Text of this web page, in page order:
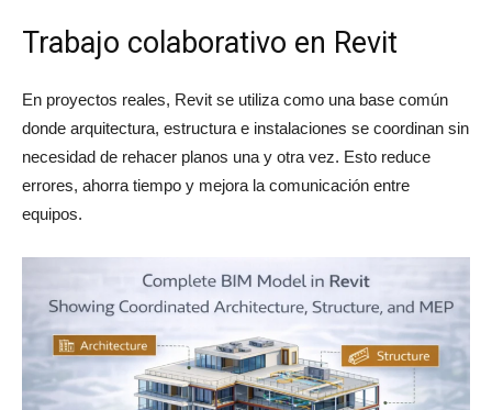
Trabajo colaborativo en Revit
En proyectos reales, Revit se utiliza como una base común
donde arquitectura, estructura e instalaciones se coordinan sin
necesidad de rehacer planos una y otra vez. Esto reduce
errores, ahorra tiempo y mejora la comunicación entre
equipos.